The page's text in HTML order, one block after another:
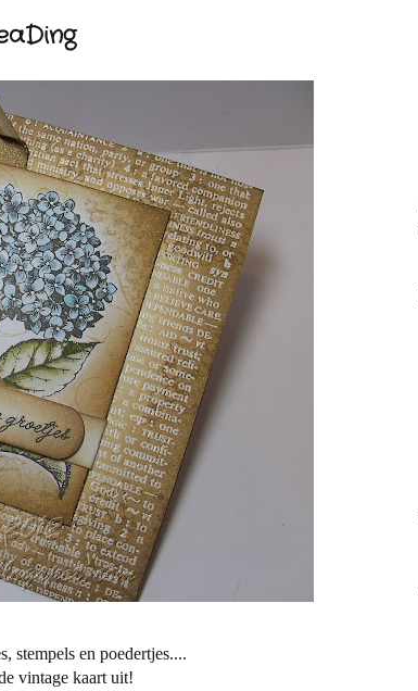
stempels en poedertjes....
vintage kaart uit!